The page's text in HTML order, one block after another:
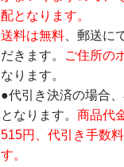
配となります。
送料は無料 、郵送に
だきます。
ご住所の
なります。
●代引き決済の場合
となります。 商品代
515円、代引き手数
す。